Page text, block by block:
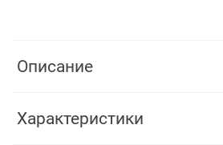
Описание
Характеристики